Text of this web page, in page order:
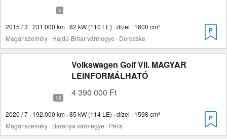
2015 / 3 · 231.000 km · 82 kW (110 LE) · dízel · 1600 cm³
Magánszemély · Hajdú-Bihar vármegye · Derecske
Volkswagen Golf VII. MAGYAR
LEINFORMÁLHATÓ
4 390 000 Ft
2020 / 7 · 192.000 km · 85 kW (114 LE) · dízel · 1598 cm³
Magánszemély · Baranya vármegye · Pécs